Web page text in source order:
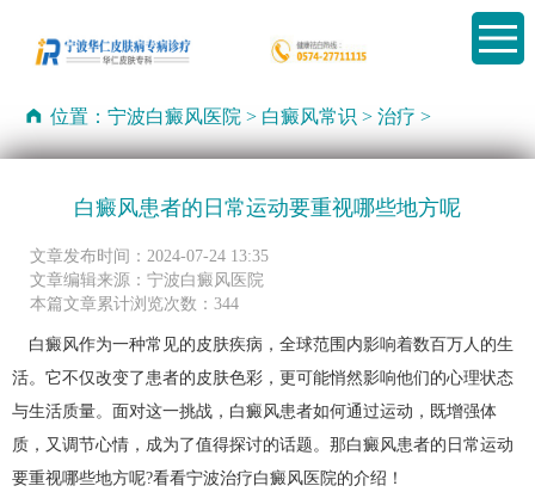
位置：宁波白癜风医院 > 白癜风常识 >治疗 >
白癜风患者的日常运动要重视哪些地方呢
文章发布时间：2024-07-24 13:35
文章编辑来源：宁波白癜风医院
本篇文章累计浏览次数：344
白癜风作为一种常见的皮肤疾病，全球范围内影响着数百万人的生
活。它不仅改变了患者的皮肤色彩，更可能悄然影响他们的心理状态
与生活质量。面对这一挑战，白癜风患者如何通过运动，既增强体
质，又调节心情，成为了值得探讨的话题。那白癜风患者的日常运动
要重视哪些地方呢?看看宁波治疗白癜风医院的介绍！